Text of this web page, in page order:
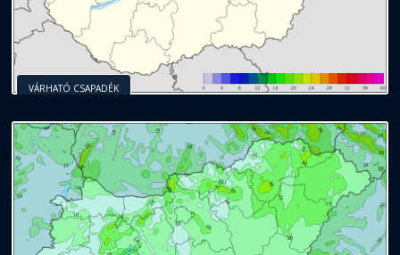
VÁRHATÓ CSAPADÉK